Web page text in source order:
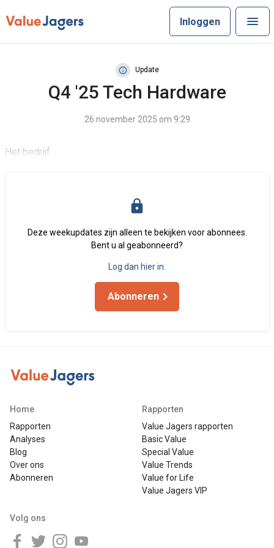
Inloggen
Update
Q4 '25 Tech Hardware
26 november 2025 om 9:29
Het bedrijf
Deze weekupdates zijn alleen te bekijken voor abonnees.
Bent u al geabonneerd?
Log dan hier in.
Abonneren
Home
Rapporten
Analyses
Blog
Over ons
Abonneren
Rapporten
Value Jagers rapporten
Basic Value
Special Value
Value Trends
Value for Life
Value Jagers VIP
Volg ons